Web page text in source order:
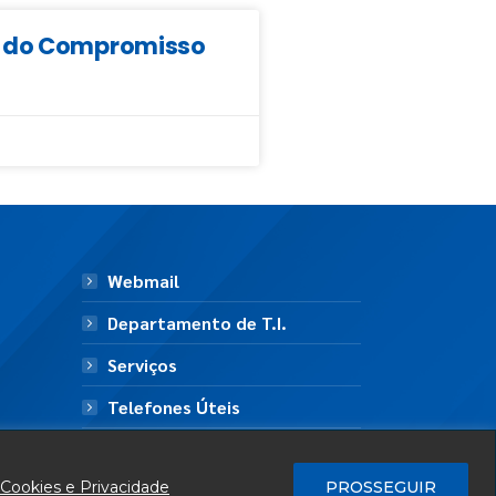
e Privacidade PROSSEGUIR
Compromisso
Webmail
Departamento de T.I.
Serviços
Telefones Úteis